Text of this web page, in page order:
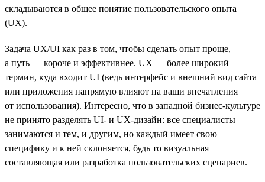
складываются в общее понятие пользовательского опыта
(UX).
Задача UX/UI как раз в том, чтобы сделать опыт проще,
а путь — короче и эффективнее. UX — более широкий
термин, куда входит UI (ведь интерфейс и внешний вид сайта
или приложения напрямую влияют на ваши впечатления
от использования). Интересно, что в западной бизнес-культуре
не принято разделять UI- и UX-дизайн: все специалисты
занимаются и тем, и другим, но каждый имеет свою
специфику и к ней склоняется, будь то визуальная
составляющая или разработка пользовательских сценариев.